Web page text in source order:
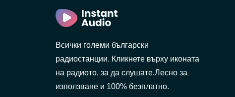
Всички големи български
радиостанции. Кликнете върху иконата
на радиото, за да слушате.Лесно за
използване и 100% безплатно.